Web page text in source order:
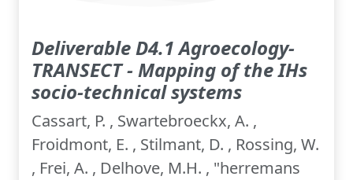
Deliverable D4.1 Agroecology-
TRANSECT - Mapping of the IHs
socio-technical systems
Cassart, P. , Swartebroeckx, A. ,
Froidmont, E. , Stilmant, D. , Rossing, W.
, Frei, A. , Delhove, M.H. , "herremans